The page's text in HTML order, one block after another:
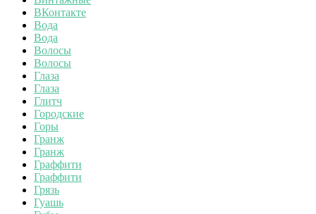
ВКонтакте
Вода
Вода
Волосы
Волосы
Глаза
Глаза
Глитч
Городские
Горы
Гранж
Гранж
Граффити
Граффити
Грязь
Гуашь